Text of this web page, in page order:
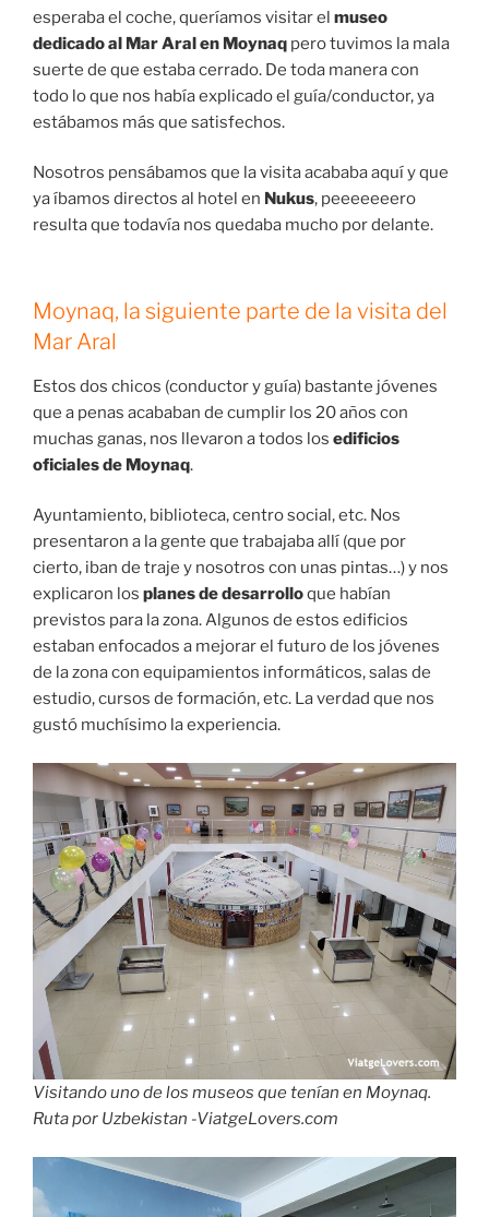
esperaba el coche, queríamos visitar el museo
dedicado al Mar Aral en Moynaq pero tuvimos la mala
suerte de que estaba cerrado. De toda manera con
todo lo que nos había explicado el guía/conductor, ya
estábamos más que satisfechos.
Nosotros pensábamos que la visita acababa aquí y que
ya íbamos directos al hotel en Nukus, peeeeeeero
resulta que todavía nos quedaba mucho por delante.
Moynaq, la siguiente parte de la visita del
Mar Aral
Estos dos chicos (conductor y guía) bastante jóvenes
que a penas acababan de cumplir los 20 años con
muchas ganas, nos llevaron a todos los edificios
oficiales de Moynaq.
Ayuntamiento, biblioteca, centro social, etc. Nos
presentaron a la gente que trabajaba allí (que por
cierto, iban de traje y nosotros con unas pintas…) y nos
explicaron los planes de desarrolloque habían
previstos para la zona. Algunos de estos edificios
estaban enfocados a mejorar el futuro de los jóvenes
de la zona con equipamientos informáticos, salas de
estudio, cursos de formación, etc. La verdad que nos
gustó muchísimo la experiencia.
Visitando uno de los museos que tenían en Moynaq.
Ruta por Uzbekistan -ViatgeLovers.com